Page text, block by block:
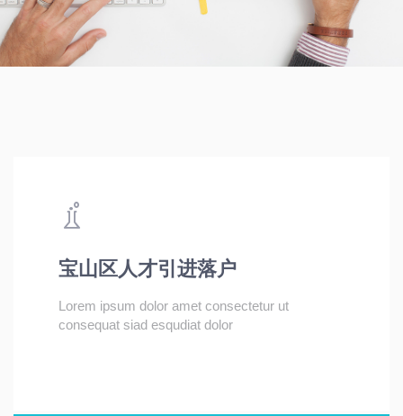
宝山区人才引进落户
Lorem ipsum dolor amet consectetur ut
consequat siad esqudiat dolor